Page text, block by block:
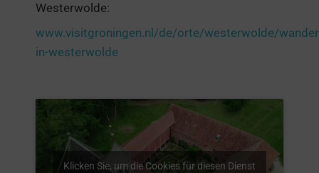
Westerwolde:
www.visitgroningen.nl/de/orte/westerwolde/
in-westerwolde
Klicken Sie, um die Cookies für diesen Dienst